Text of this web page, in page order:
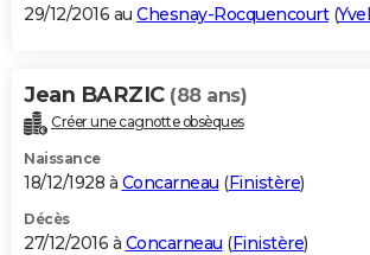
29/12/2016 au Chesnay-Rocquencourt(
Jean BARZIC (88 ans)
Créer une cagnotte obsèques
Naissance
18/12/1928 à Concarneau (Finistère)
Décès
27/12/2016 à Concarneau (Finistère)